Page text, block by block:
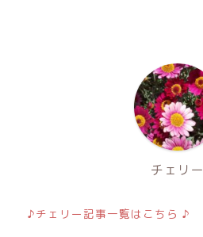
チェリー
♪チェリー記事一覧はこちら ♪